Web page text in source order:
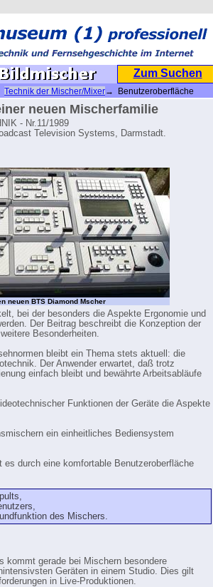
Zum Suchen
Technik der Mischer/Mixer→ Benutzeroberfläche
neuen Mischerfamilie
- Nr.11/1989
Television Systems, Darmstadt.
neuen BTS Diamond Mscher
bei der besonders die Aspekte Ergonomie und
Der Beitrag beschreibt die Konzeption der
Besonderheiten.
bleibt ein Thema stets aktuell: die
Der Anwender erwartet, daß trotz
einfach bleibt und bewährte Arbeitsabläufe
Funktionen der Geräte die Aspekte
ein einheitliches Bediensystem
es durch eine komfortable Benutzeroberfläche
des Mischers.
kommt gerade bei Mischern besondere
Geräten in einem Studio. Dies gilt
in Live-Produktionen.